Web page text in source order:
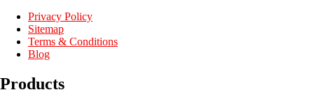
Privacy Policy
Sitemap
Terms & Conditions
Blog
Products